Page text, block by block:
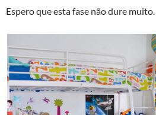
Espero que esta fase não dure muito.